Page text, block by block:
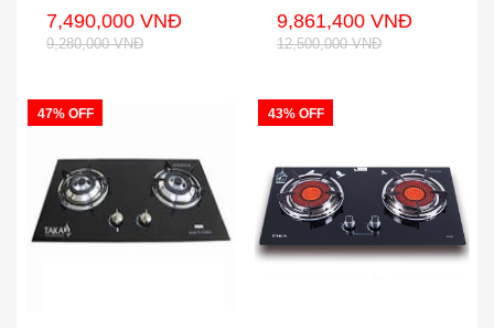
7,490,000 VNĐ
9,280,000 VNĐ
9,861,400 VNĐ
12,500,000 VNĐ
47% OFF 43% OFF